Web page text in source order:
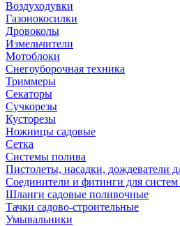
Воздуходувки
Газонокосилки
Дровоколы
Измельчители
Мотоблоки
Снегоуборочная техника
Триммеры
Секаторы
Сучкорезы
Кусторезы
Ножницы садовые
Сетка
Системы полива
Пистолеты, насадки, дождеватели
Соединители и фитинги для систем
Шланги садовые поливочные
Тачки садово-строительные
Умывальники